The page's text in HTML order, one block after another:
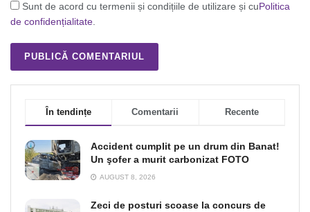
Sunt de acord cu termenii și condițiile de utilizare și cuPolitica
de confidențialitate.
În tendințe Comentarii Recente
Accident cumplit pe un drum din Banat!
Un şofer a murit carbonizat FOTO
AUGUST 8, 2026
Zeci de posturi scoase la concurs de